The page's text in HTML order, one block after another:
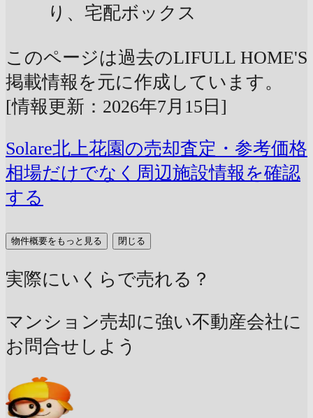
り、宅配ボックス
このページは過去のLIFULL HOME'S
掲載情報を元に作成しています。
[情報更新：2026年7月15日]
Solare北上花園の売却査定・参考価格
相場だけでなく周辺施設情報を確認
する
物件概要をもっと見る 閉じる
実際にいくらで売れる？
マンション売却に強い不動産会社に
お問合せしよう